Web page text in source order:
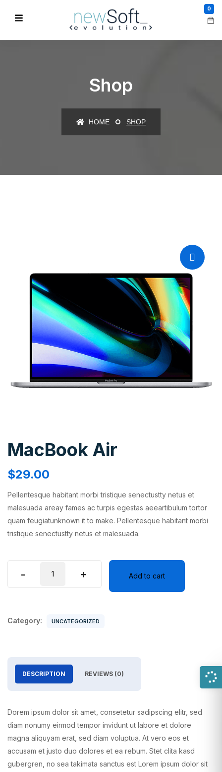
0
Shop
HOME SHOP
MacBook Air
$29.00
Pellentesque habitant morbi tristique senectustty netus et
malesuada areay fames ac turpis egestas aeeartibulum tortor
quam feugiatunknown it to make. Pellentesque habitant morbi
tristique senectustty netus et malesuada.
-
quantity
+ Add to cart
Category: UNCATEGORIZED
DESCRIPTION REVIEWS (0)
Dorem ipsum dolor sit amet, consetetur sadipscing elitr, sed
diam nonumy eirmod tempor invidunt ut labore et dolore
magna aliquyam erat, sed diam voluptua. At vero eos et
accusam et justo duo dolores et ea rebum. Stet clita kasd
gubergren, no sea takimata sanctus est Lorem ipsum dolor sit